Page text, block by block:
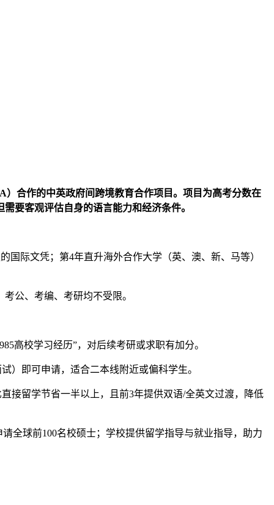
合作的中英政府间跨境教育合作项目。项目为高考分数在
要客观评估自身的语言能力和经济条件。
际文凭；第4年直升海外合作大学（英、澳、新、马等）
公、考编、考研均不受限。
高校学习经历”，对后续考研或求职有加分。
即可申请，适合二本线附近或偏科学生。
接留学节省一半以上，且前3年提供双语/全英文过渡，降低
球前100名校硕士；学校提供留学指导与就业指导，助力